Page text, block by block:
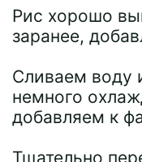
Рис хорошо
заранее,
Сливаем воду
немного
добавляем к
Тщательно